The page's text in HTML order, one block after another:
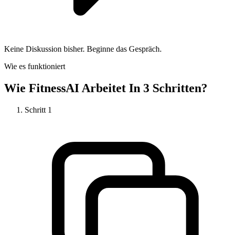
Keine Diskussion bisher. Beginne das Gespräch.
Wie es funktioniert
Wie FitnessAI Arbeitet In 3 Schritten?
Schritt 1